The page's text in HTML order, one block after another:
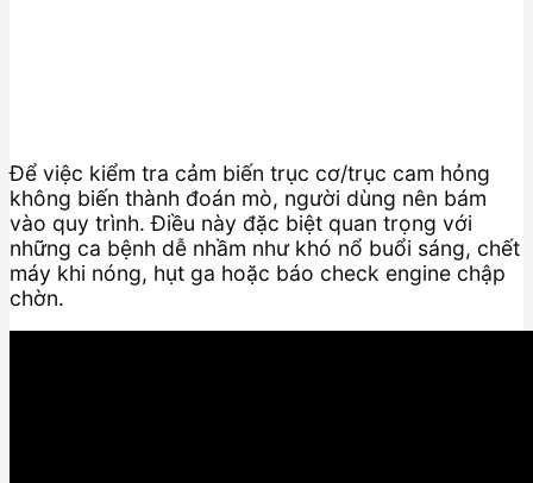
Để việc kiểm tra cảm biến trục cơ/trục cam hỏng
không biến thành đoán mò, người dùng nên bám
vào quy trình. Điều này đặc biệt quan trọng với
những ca bệnh dễ nhầm như khó nổ buổi sáng, chết
máy khi nóng, hụt ga hoặc báo check engine chập
chờn.